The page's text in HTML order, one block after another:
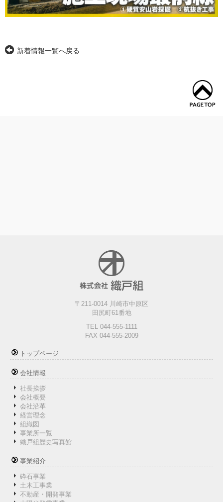
新着情報一覧へ戻る
〒211-0014 川崎市中原区
田尻町61番地
TEL 044-555-1111
FAX 044-555-2009
トップページ
会社情報
社長挨拶
会社概要
会社沿革
経営理念
組織図
事業所一覧
織戸組歴史写真館
事業紹介
砕石事業
土木工事業
不動産・開発事業